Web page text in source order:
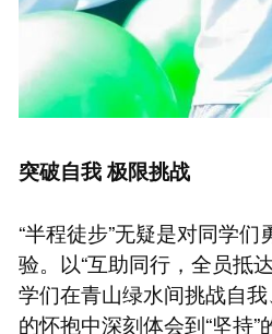
突破自我 极限挑战
“半程徒步”无疑是对同学
验。以“互助同行，全员抵
学们在青山绿水间挑战自
的怀抱中深刻体会到“坚持”